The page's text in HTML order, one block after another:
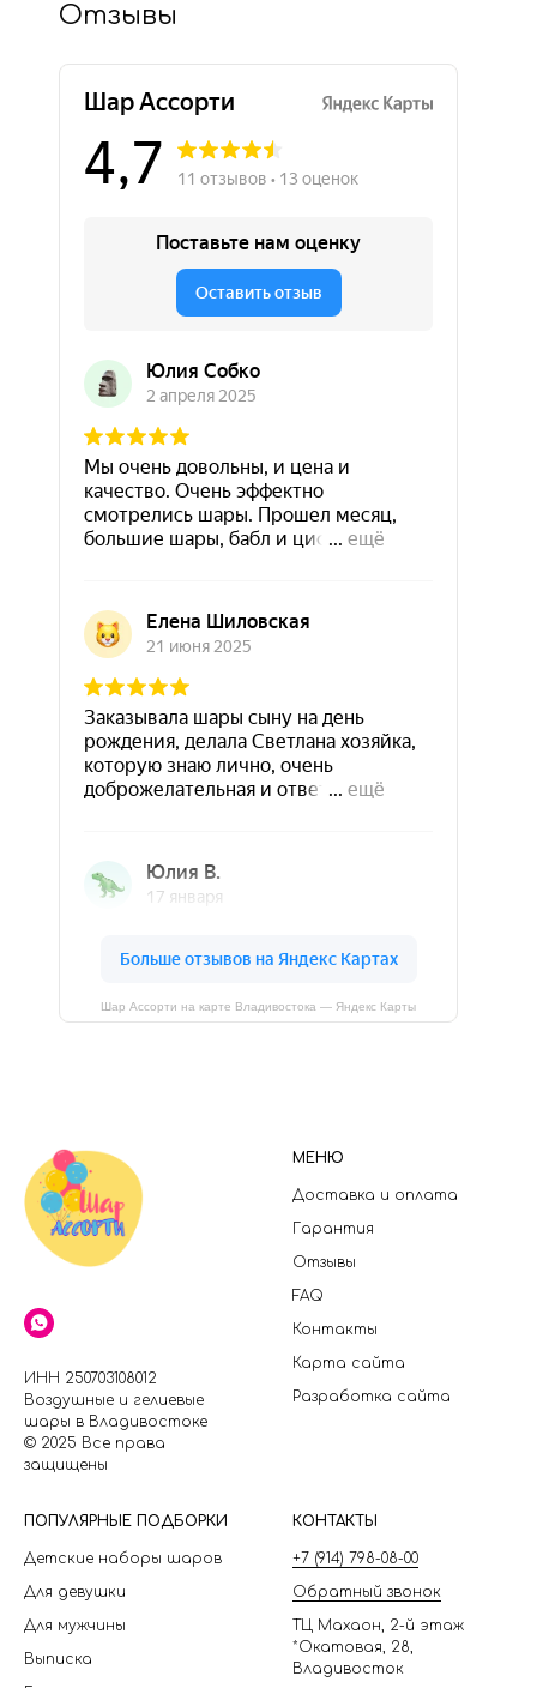
Отзывы
Шар Ассорти на карте Владивостока — Яндекс Карты
ИНН 250703108012
Воздушные и гелиевые
шары в Владивостоке
© 2025 Все права
защищены
МЕНЮ
Доставка и оплата
Гарантия
Отзывы
FAQ
Контакты
Карта сайта
Разработка сайта
ПОПУЛЯРНЫЕ ПОДБОРКИ
Детские наборы шаров
Для девушки
Для мужчины
Выписка
КОНТАКТЫ
+7 (914) 798-08-00
Обратный звонок
ТЦ Махаон, 2-й этаж
*Окатовая, 28,
Владивосток